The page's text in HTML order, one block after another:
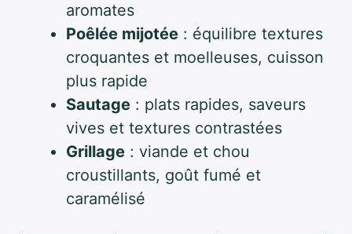
aromates
Poêlée mijotée : équilibre textures
croquantes et moelleuses, cuisson
plus rapide
Sautage : plats rapides, saveurs
vives et textures contrastées
Grillage : viande et chou
croustillants, goût fumé et
caramélisé